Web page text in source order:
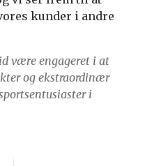
kunder i andre
være engageret i at
og ekstraordinær
i